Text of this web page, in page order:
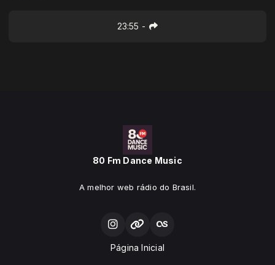
23:55 -
80 Fm Dance Music
A melhor web rádio do Brasil.
Página Inicial